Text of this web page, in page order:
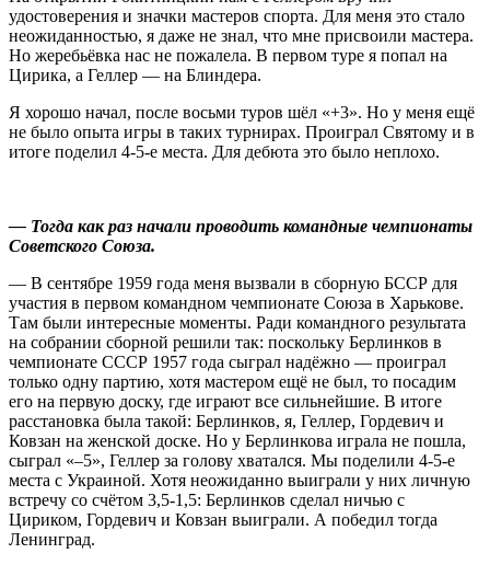
удостоверения и значки мастеров спорта. Для меня это стало
неожиданностью, я даже не знал, что мне присвоили мастера.
Но жеребьёвка нас не пожалела. В первом туре я попал на
Цирика, а Геллер — на Блиндера.
Я хорошо начал, после восьми туров шёл «+3». Но у меня ещё
не было опыта игры в таких турнирах. Проиграл Святому и в
итоге поделил 4-5-е места. Для дебюта это было неплохо.
— Тогда как раз начали проводить командные чемпионаты
Советского Союза.
— В сентябре 1959 года меня вызвали в сборную БССР для
участия в первом командном чемпионате Союза в Харькове.
Там были интересные моменты. Ради командного результата
на собрании сборной решили так: поскольку Берлинков в
чемпионате СССР 1957 года сыграл надёжно — проиграл
только одну партию, хотя мастером ещё не был, то посадим
его на первую доску, где играют все сильнейшие. В итоге
расстановка была такой: Берлинков, я, Геллер, Гордевич и
Ковзан на женской доске. Но у Берлинкова играла не пошла,
сыграл «–5», Геллер за голову хватался. Мы поделили 4-5-е
места с Украиной. Хотя неожиданно выиграли у них личную
встречу со счётом 3,5-1,5: Берлинков сделал ничью с
Цириком, Гордевич и Ковзан выиграли. А победил тогда
Ленинград.